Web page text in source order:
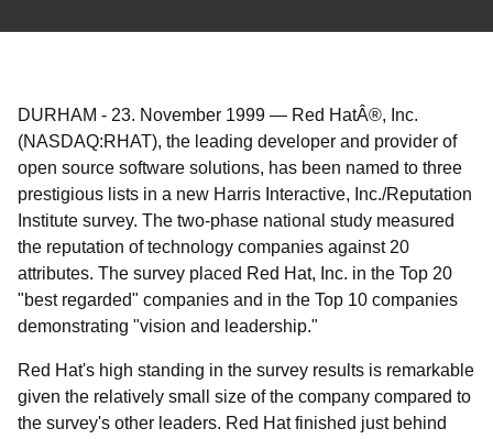
DURHAM - 23. November 1999 — Red HatÂ®, Inc.
(NASDAQ:RHAT), the leading developer and provider of
open source software solutions, has been named to three
prestigious lists in a new Harris Interactive, Inc./Reputation
Institute survey. The two-phase national study measured
the reputation of technology companies against 20
attributes. The survey placed Red Hat, Inc. in the Top 20
"best regarded" companies and in the Top 10 companies
demonstrating "vision and leadership."
Red Hat's high standing in the survey results is remarkable
given the relatively small size of the company compared to
the survey's other leaders. Red Hat finished just behind